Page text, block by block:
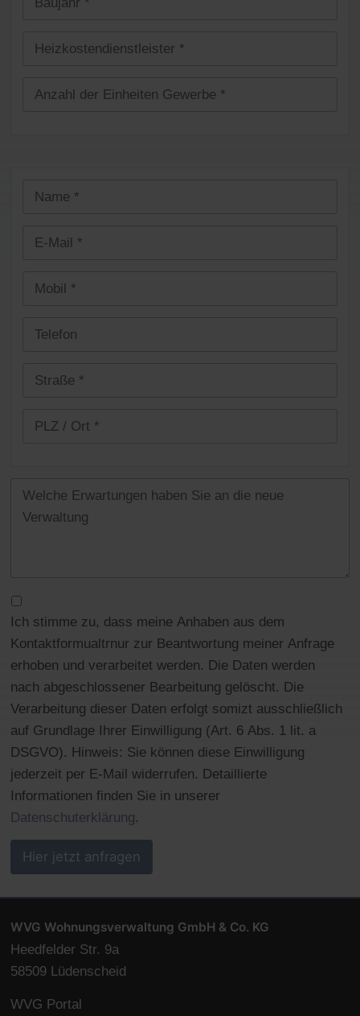
Ich stimme zu, dass meine Anhaben aus dem
Kontaktformualtrnur zur Beantwortung meiner Anfrage
erhoben und verarbeitet werden. Die Daten werden
nach abgeschlossener Bearbeitung gelöscht. Die
Verarbeitung dieser Daten erfolgt somizt ausschließlich
auf Grundlage Ihrer Einwilligung (Art. 6 Abs. 1 lit. a
DSGVO). Hinweis: Sie können diese Einwilligung
jederzeit per E-Mail widerrufen. Detaillierte
Informationen finden Sie in unserer
Datenschuterklärung.
Hier jetzt anfragen
WVG Wohnungsverwaltung GmbH & Co. KG
Heedfelder Str. 9a
58509 Lüdenscheid
WVG Portal